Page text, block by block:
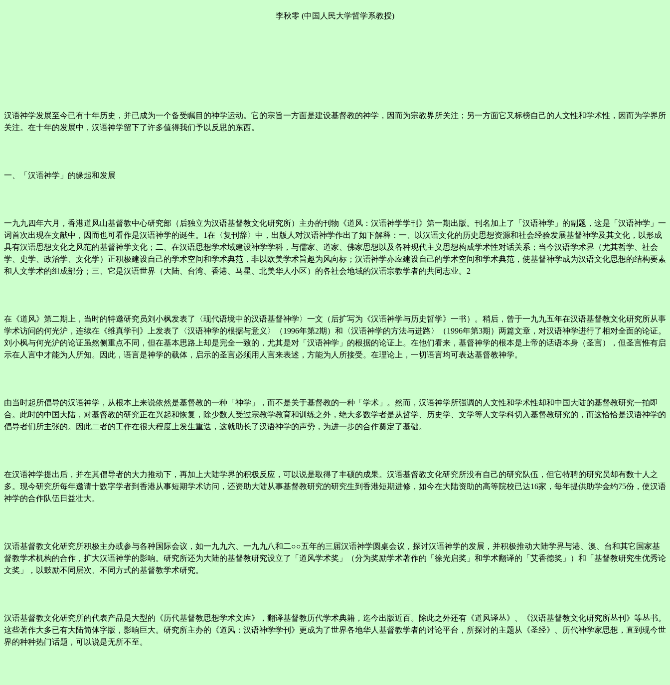
李秋零 (中国人民大学哲学系教授)
汉语神学发展至今已有十年历史，并已成为一个备受瞩目的神学运动。它的宗旨一方面是建设基督教的神学，因而为宗教界所关注；另一方面它又标榜自己的人文性和学术性，因而为学界所
关注。在十年的发展中，汉语神学留下了许多值得我们予以反思的东西。
一、「汉语神学」的缘起和发展
一九九四年六月，香港道风山基督教中心研究部（后独立为汉语基督教文化研究所）主办的刊物《道风：汉语神学学刊》第一期出版。刊名加上了「汉语神学」的副题，这是「汉语神学」一
词首次出现在文献中，因而也可看作是汉语神学的诞生。1在〈复刊辞〉中，出版人对汉语神学作出了如下解释：一、以汉语文化的历史思想资源和社会经验发展基督神学及其文化，以形成
具有汉语思想文化之风范的基督神学文化；二、在汉语思想学术域建设神学学科，与儒家、道家、佛家思想以及各种现代主义思想构成学术性对话关系；当今汉语学术界（尤其哲学、社会
学、史学、政治学、文化学）正积极建设自己的学术空间和学术典范，非以欧美学术旨趣为风向标；汉语神学亦应建设自己的学术空间和学术典范，使基督神学成为汉语文化思想的结构要素
和人文学术的组成部分；三、它是汉语世界（大陆、台湾、香港、马星、北美华人小区）的各社会地域的汉语宗教学者的共同志业。2
在《道风》第二期上，当时的特邀研究员刘小枫发表了〈现代语境中的汉语基督神学〉一文（后扩写为《汉语神学与历史哲学》一书）。稍后，曾于一九九五年在汉语基督教文化研究所从事
学术访问的何光沪，连续在《维真学刊》上发表了〈汉语神学的根据与意义〉（1996年第2期）和〈汉语神学的方法与进路〉（1996年第3期）两篇文章，对汉语神学进行了相对全面的论证。
刘小枫与何光沪的论证虽然侧重点不同，但在基本思路上却是完全一致的，尤其是对「汉语神学」的根据的论证上。在他们看来，基督神学的根本是上帝的话语本身（圣言），但圣言惟有启
示在人言中才能为人所知。因此，语言是神学的载体，启示的圣言必须用人言来表述，方能为人所接受。在理论上，一切语言均可表达基督教神学。
由当时起所倡导的汉语神学，从根本上来说依然是基督教的一种「神学」，而不是关于基督教的一种「学术」。然而，汉语神学所强调的人文性和学术性却和中国大陆的基督教研究一拍即
合。此时的中国大陆，对基督教的研究正在兴起和恢复，除少数人受过宗教学教育和训练之外，绝大多数学者是从哲学、历史学、文学等人文学科切入基督教研究的，而这恰恰是汉语神学的
倡导者们所主张的。因此二者的工作在很大程度上发生重迭，这就助长了汉语神学的声势，为进一步的合作奠定了基础。
在汉语神学提出后，并在其倡导者的大力推动下，再加上大陆学界的积极反应，可以说是取得了丰硕的成果。汉语基督教文化研究所没有自己的研究队伍，但它特聘的研究员却有数十人之
多。现今研究所每年邀请十数字学者到香港从事短期学术访问，还资助大陆从事基督教研究的研究生到香港短期进修，如今在大陆资助的高等院校已达16家，每年提供助学金约75份，使汉语
神学的合作队伍日益壮大。
汉语基督教文化研究所积极主办或参与各种国际会议，如一九九六、一九九八和二○○五年的三届汉语神学圆桌会议，探讨汉语神学的发展，并积极推动大陆学界与港、澳、台和其它国家基
督教学术机构的合作，扩大汉语神学的影响。研究所还为大陆的基督教研究设立了「道风学术奖」（分为奖励学术著作的「徐光启奖」和学术翻译的「艾香德奖」）和「基督教研究生优秀论
文奖」，以鼓励不同层次、不同方式的基督教学术研究。
汉语基督教文化研究所的代表产品是大型的《历代基督教思想学术文库》，翻译基督教历代学术典籍，迄今出版近百。除此之外还有《道风译丛》、《汉语基督教文化研究所丛刊》等丛书。
这些著作大多已有大陆简体字版，影响巨大。研究所主办的《道风：汉语神学学刊》更成为了世界各地华人基督教学者的讨论平台，所探讨的主题从《圣经》、历代神学家思想，直到现今世
界的种种热门话题，可以说是无所不至。